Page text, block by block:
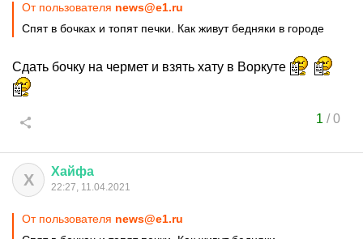
От пользователя news@e1.ru
Спят в бочках и топят печки. Как живут бедняки в городе
Сдать бочку на чермет и взять хату в Воркуте
1 /0
Х Хайфа
22:27, 11.04.2021
От пользователя news@e1.ru